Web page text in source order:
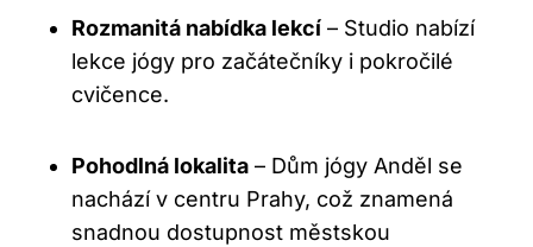
Rozmanitá nabídka lekcí – Studio nabízí
lekce jógy pro začátečníky i pokročilé
cvičence.
Pohodlná lokalita – Dům jógy Anděl se
nachází v centru Prahy, což znamená
snadnou dostupnost městskou